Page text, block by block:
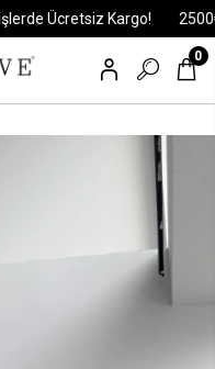
Ücretsiz Kargo! 2500₺
0